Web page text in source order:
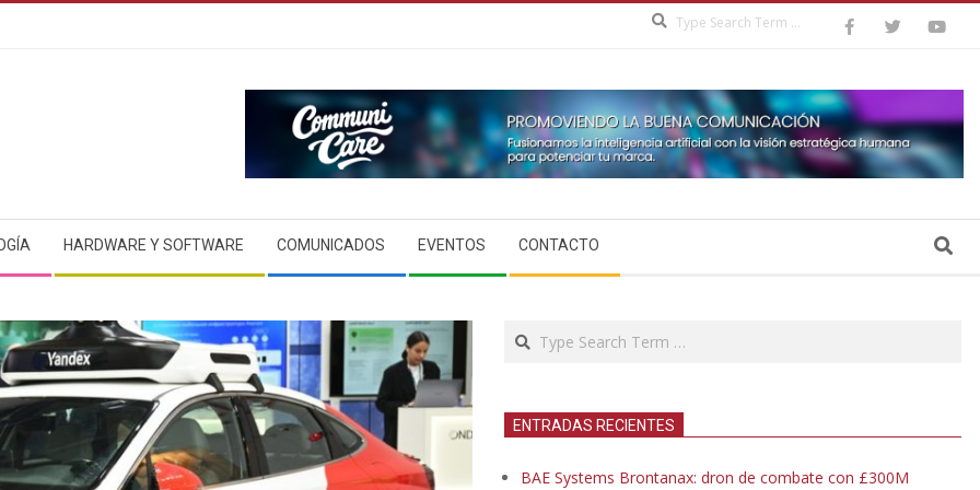
HARDWARE Y SOFTWARE COMUNICADOS EVENTOS CONTACTO Search
Search
ENTRADAS RECIENTES
BAE Systems Brontanax: dron de combate con £300M